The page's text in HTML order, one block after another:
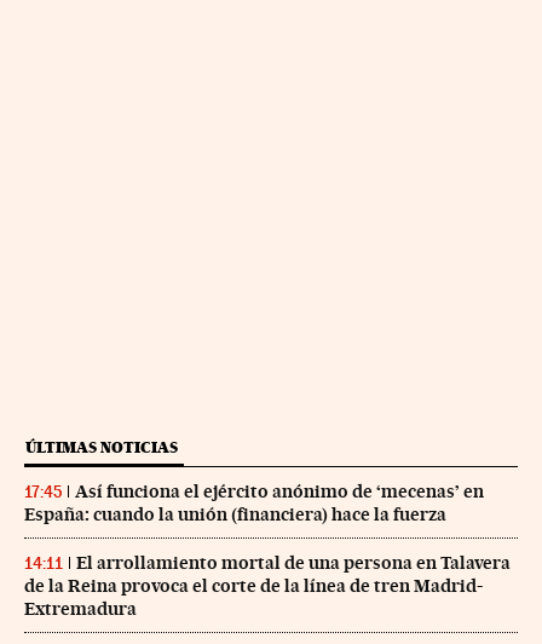
ÚLTIMAS NOTICIAS
17:45
Así funciona el ejército anónimo de ‘mecenas’ en
España: cuando la unión (financiera) hace la fuerza
14:11
El arrollamiento mortal de una persona en Talavera
de la Reina provoca el corte de la línea de tren Madrid-
Extremadura